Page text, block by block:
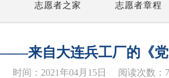
志愿者之家 志愿者章程
来自大连兵工厂的《党
时间：2021年04月15日 阅读次数：